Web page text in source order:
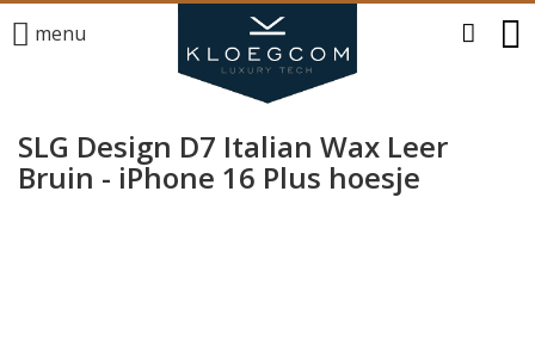
menu
SLG Design D7 Italian Wax Leer
Bruin - iPhone 16 Plus hoesje